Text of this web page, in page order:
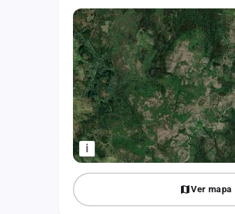
i
Ver mapa
Iniciar sesión
Crear cuenta